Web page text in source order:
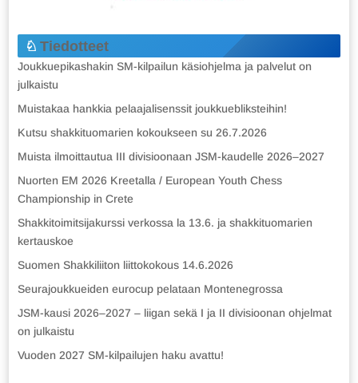
Tiedotteet
Joukkuepikashakin SM-kilpailun käsiohjelma ja palvelut on
julkaistu
Muistakaa hankkia pelaajalisenssit joukkuebliksteihin!
Kutsu shakkituomarien kokoukseen su 26.7.2026
Muista ilmoittautua III divisioonaan JSM-kaudelle 2026–2027
Nuorten EM 2026 Kreetalla / European Youth Chess
Championship in Crete
Shakkitoimitsijakurssi verkossa la 13.6. ja shakkituomarien
kertauskoe
Suomen Shakkiliiton liittokokous 14.6.2026
Seurajoukkueiden eurocup pelataan Montenegrossa
JSM-kausi 2026–2027 – liigan sekä I ja II divisioonan ohjelmat
on julkaistu
Vuoden 2027 SM-kilpailujen haku avattu!